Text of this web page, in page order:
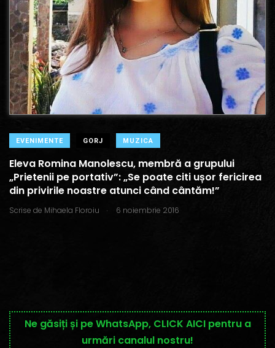
EVENIMENTE GORJ MUZICA
Eleva Romina Manolescu, membră a grupului
„Prietenii pe portativ”: „Se poate citi ușor fericirea
din privirile noastre atunci când cântăm!”
Scrise de Mihaela Floroiu . 6 noiembrie 2016
Ne găsiți și pe WhatsApp, CLICK AICI pentru a
urmări canalul nostru!